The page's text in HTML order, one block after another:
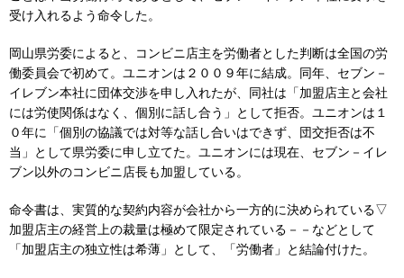
受け入れるよう命令した。
岡山県労委によると、コンビニ店主を労働者とした判断は全国の労
働委員会で初めて。ユニオンは２００９年に結成。同年、セブン－
イレブン本社に団体交渉を申し入れたが、同社は「加盟店主と会社
には労使関係はなく、個別に話し合う」として拒否。ユニオンは１
０年に「個別の協議では対等な話し合いはできず、団交拒否は不
当」として県労委に申し立てた。ユニオンには現在、セブン－イレ
ブン以外のコンビニ店長も加盟している。
命令書は、実質的な契約内容が会社から一方的に決められている▽
加盟店主の経営上の裁量は極めて限定されている－－などとして
「加盟店主の独立性は希薄」として、「労働者」と結論付けた。